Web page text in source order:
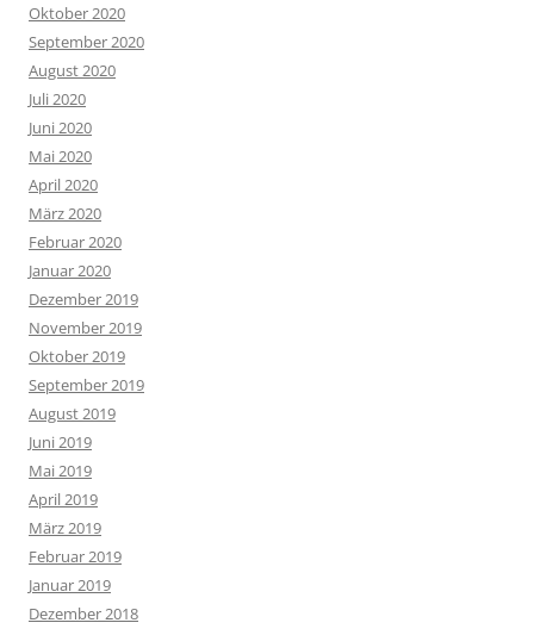
Oktober 2020
September 2020
August 2020
Juli 2020
Juni 2020
Mai 2020
April 2020
März 2020
Februar 2020
Januar 2020
Dezember 2019
November 2019
Oktober 2019
September 2019
August 2019
Juni 2019
Mai 2019
April 2019
März 2019
Februar 2019
Januar 2019
Dezember 2018